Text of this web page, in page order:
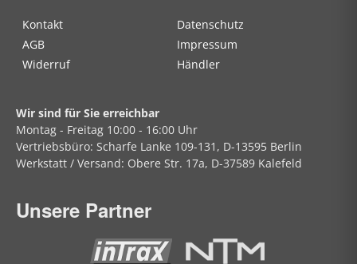
Kontakt
Datenschutz
AGB
Impressum
Widerruf
Händler
Wir sind für Sie erreichbar
Montag - Freitag 10:00 - 16:00 Uhr
Vertriebsbüro: Scharfe Lanke 109-131, D-13595 Berlin
Werkstatt / Versand: Obere Str. 17a, D-37589 Kalefeld
Unsere Partner